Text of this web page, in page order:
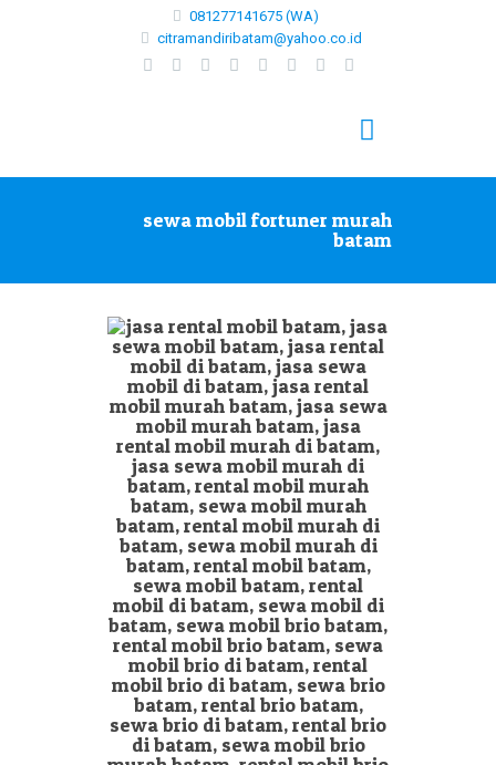
081277141675 (WA)
citramandiribatam@yahoo.co.id
sewa mobil fortuner murah
batam